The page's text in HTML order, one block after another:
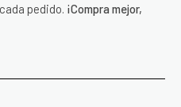
pedido. ¡Compra mejor,